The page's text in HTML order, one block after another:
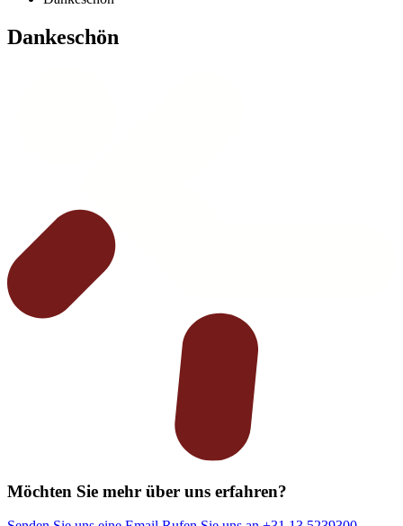
Dankeschön
Möchten Sie mehr über uns erfahren?